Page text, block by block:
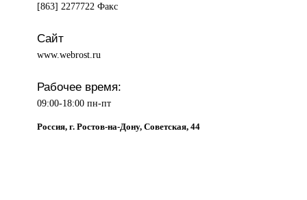
[863] 2277722 Факс
Сайт
www.webrost.ru
Рабочее время:
09:00-18:00 пн-пт
Россия, г. Ростов-на-Дону, Советская, 44